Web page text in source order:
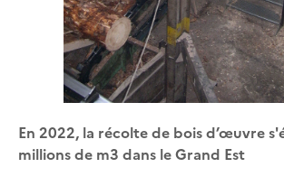
En 2022, la récolte de bois d’œuvre
millions de m3 dans le Grand Est